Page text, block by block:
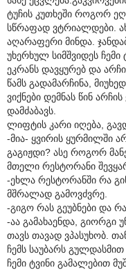
ტუჩის კუთხეში როგორ
სწრაფად ვტრიალდები.
აღარაფერი მინდა.
უხერხულ სიმშვიდეს
ეკრანს დავყურებ და
წამს გადამარჩინა,
ვიქნები დემნას წინ
დამძაბავს.
ლიფტის კარი იღება,
-მია- ყვირის ყურმილში
გაგიჟდი? ასე როგორ
მთელი რესტორანი
-ეხლა რესტორანში რა
მშრალად გამოვძვრე.
-გიგო რას გეუბნები და
-აა გამახაენდა, გიორგი
თავს თავად ვპასუხობ.
ჩემს საუბარს გულდასმით
ჩემი ტვინი გამალებით